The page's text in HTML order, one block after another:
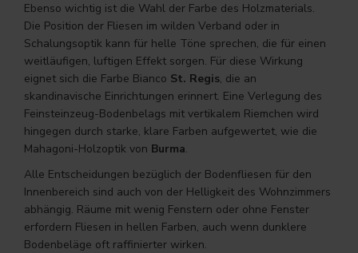
Ebenso wichtig ist die Wahl der Farbe des Holzmaterials.
Die Position der Fliesen im wilden Verband oder in
Schalungsoptik kann für helle Töne sprechen, die für einen
weitläufigen, luftigen Effekt sorgen. Für diese Wirkung
eignet sich die Farbe Bianco St. Regis, die an
skandinavische Einrichtungen erinnert. Eine Verlegung des
Feinsteinzeug-Bodenbelags mit vertikalem Riemchen wird
hingegen durch starke, klare Farben aufgewertet, wie die
Mahagoni-Holzoptik von Burma.
Alle Entscheidungen bezüglich der Bodenfliesen für den
Innenbereich sind auch von der Helligkeit des Wohnzimmers
abhängig. Räume mit wenig Fenstern oder ohne Fenster
erfordern Fliesen in hellen Farben, auch wenn dunklere
Bodenbeläge oft raffinierter wirken.